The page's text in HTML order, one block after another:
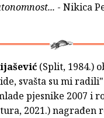
- Nikica
(Split, 1984.)
svašta su mi
pjesnike 2007 i
2021.) nagrađen